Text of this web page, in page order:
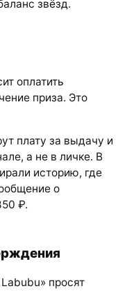
звёзд.
оплатить
приза. Это
плату за выдачу и
а не в личке. В
историю, где
о
₽.
просят